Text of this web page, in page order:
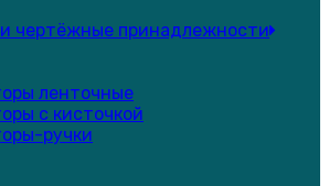
чертёжные принадлежности
ленточные
с кисточкой
ручки